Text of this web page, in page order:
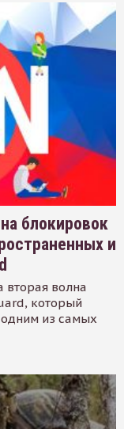
блокировок
и
вторая волна
который
из самых